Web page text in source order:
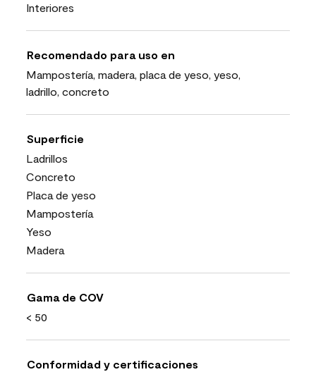
Interiores
Recomendado para uso en
Mampostería, madera, placa de yeso, yeso,
ladrillo, concreto
Superficie
Ladrillos
Concreto
Placa de yeso
Mampostería
Yeso
Madera
Gama de COV
< 50
Conformidad y certificaciones